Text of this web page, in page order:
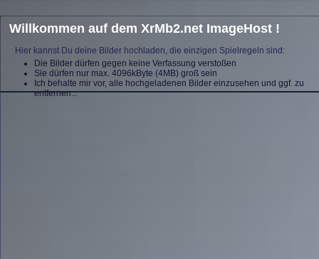
Willkommen auf dem XrMb2.net ImageHost !
Hier kannst Du deine Bilder hochladen, die einzigen Spielregeln sind:
Die Bilder dürfen gegen keine Verfassung verstoßen
Sie dürfen nur max. 4096kByte (4MB) groß sein
Ich behalte mir vor, alle hochgeladenen Bilder einzusehen und ggf. zu
entfernen...